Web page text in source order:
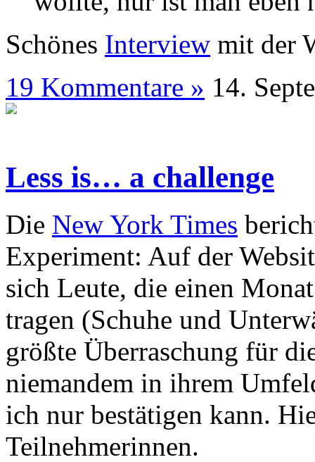
Schönes Interview mit der
19 Kommentare » 14.
Less is… a challenge
Die New York Times
Experiment: Auf der
sich Leute, die einen
tragen (Schuhe und
größte Überraschung für
niemandem in ihrem
ich nur bestätigen kann.
Teilnehmerinnen.